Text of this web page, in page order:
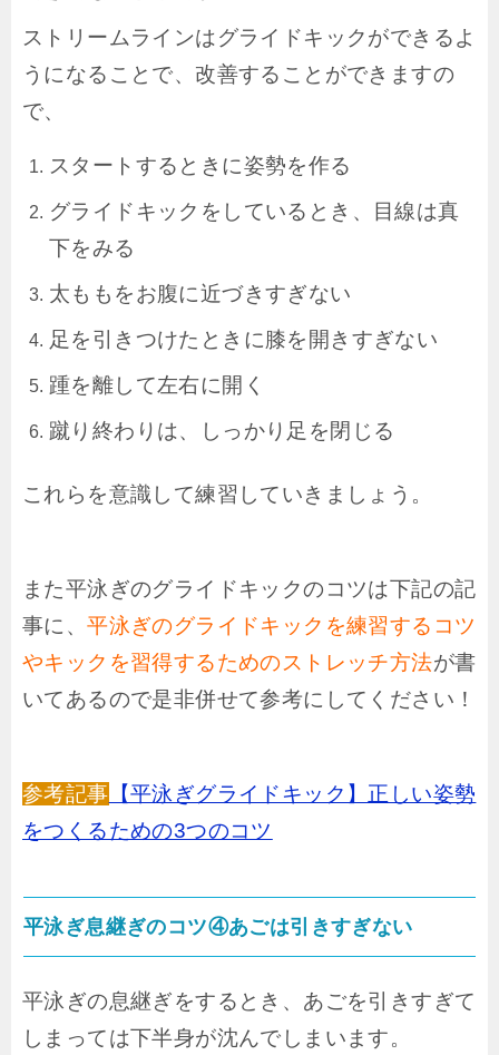
ストリームラインはグライドキックができるよ
うになることで、改善することができますの
で、
スタートするときに姿勢を作る
グライドキックをしているとき、目線は真
下をみる
太ももをお腹に近づきすぎない
足を引きつけたときに膝を開きすぎない
踵を離して左右に開く
蹴り終わりは、しっかり足を閉じる
これらを意識して練習していきましょう。
また平泳ぎのグライドキックのコツは下記の記
事に、平泳ぎのグライドキックを練習するコツ
やキックを習得するためのストレッチ方法が書
いてあるので是非併せて参考にしてください！
参考記事 【平泳ぎグライドキック】正しい姿勢
をつくるための3つのコツ
平泳ぎ息継ぎのコツ④あごは引きすぎない
平泳ぎの息継ぎをするとき、あごを引きすぎて
しまっては下半身が沈んでしまいます。